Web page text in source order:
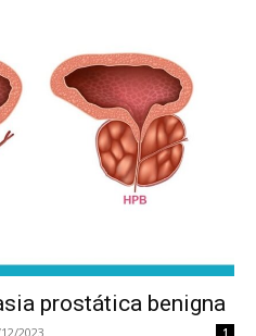
prostática benigna
2023 1